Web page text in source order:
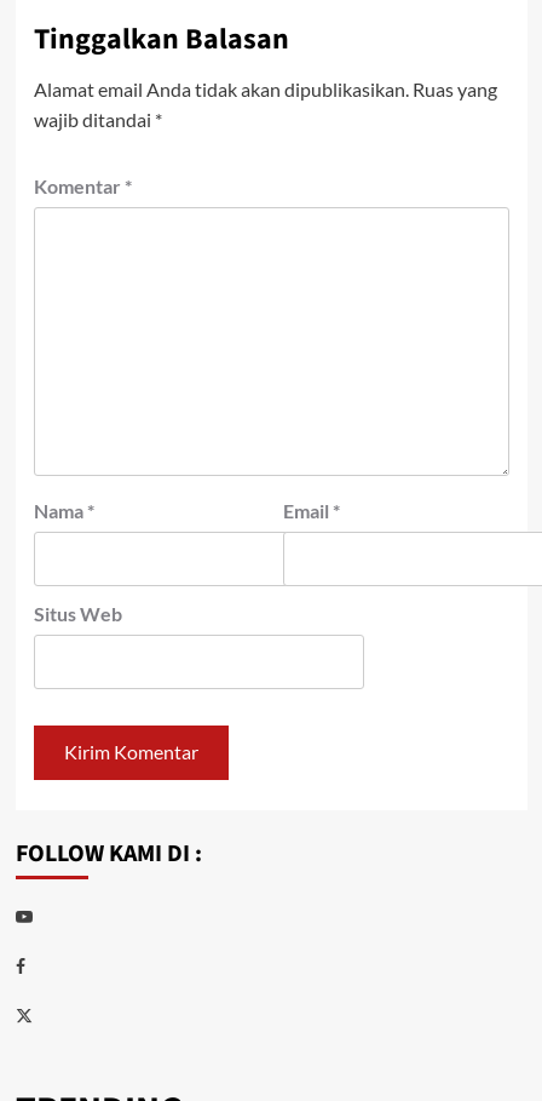
Tinggalkan Balasan
Alamat email Anda tidak akan dipublikasikan. Ruas yang
wajib ditandai *
Komentar *
Nama * Email *
Situs Web
FOLLOW KAMI DI :
Youtube
Facebook
Twitter